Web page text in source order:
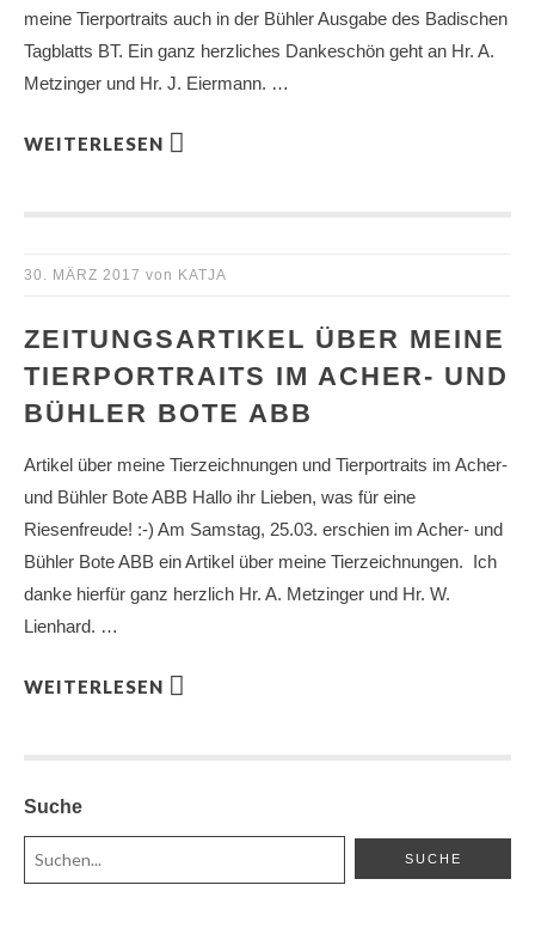
meine Tierportraits auch in der Bühler Ausgabe des Badischen
Tagblatts BT. Ein ganz herzliches Dankeschön geht an Hr. A.
Metzinger und Hr. J. Eiermann. …
WEITERLESEN
30. MÄRZ 2017 von KATJA
ZEITUNGSARTIKEL ÜBER MEINE
TIERPORTRAITS IM ACHER- UND
BÜHLER BOTE ABB
Artikel über meine Tierzeichnungen und Tierportraits im Acher-
und Bühler Bote ABB Hallo ihr Lieben, was für eine
Riesenfreude! :-) Am Samstag, 25.03. erschien im Acher- und
Bühler Bote ABB ein Artikel über meine Tierzeichnungen. Ich
danke hierfür ganz herzlich Hr. A. Metzinger und Hr. W.
Lienhard. …
WEITERLESEN
Suche